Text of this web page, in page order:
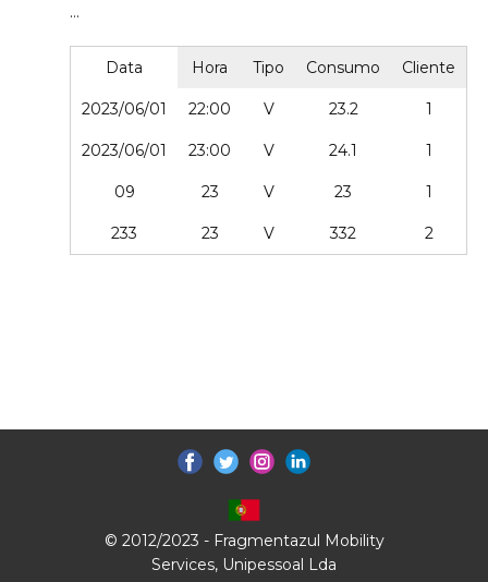
…
Data Hora Tipo Consumo Cliente
2023/06/01 22:00 V 23.2 1
2023/06/01 23:00 V 24.1 1
09 23 V 23 1
233 23 V 332 2
© 2012/2023 - Fragmentazul Mobility
Services, Unipessoal Lda